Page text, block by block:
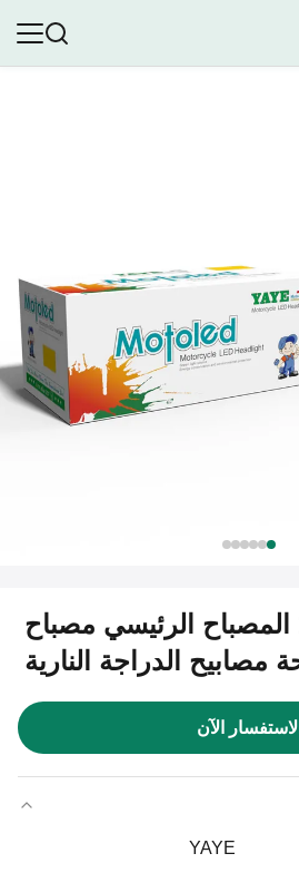
1500lm BA20D المصباح الرئيسي مصباح
الاستفسار الآن
YAYE